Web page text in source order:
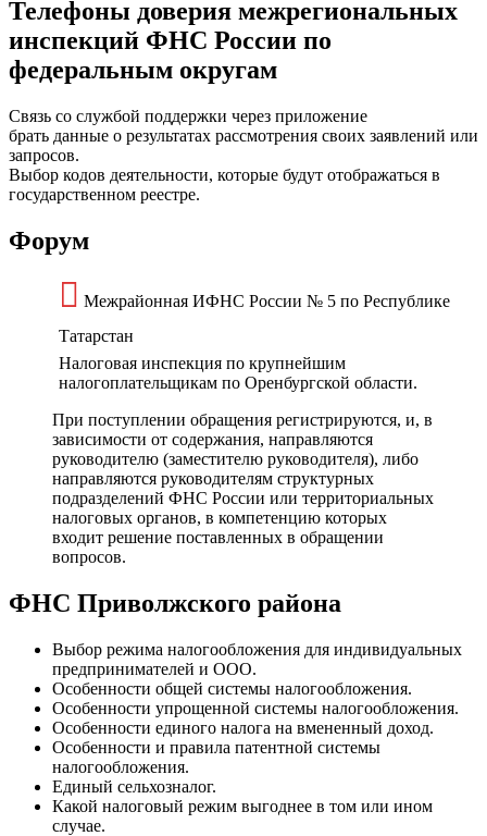
Телефоны доверия межрегиональных
инспекций ФНС России по
федеральным округам
Связь со службой поддержки через приложение
брать данные о результатах рассмотрения своих заявлений или
запросов.
Выбор кодов деятельности, которые будут отображаться в
государственном реестре.
Форум
Межрайонная ИФНС России № 5 по Республике
Татарстан
Налоговая инспекция по крупнейшим
налогоплательщикам по Оренбургской области.
При поступлении обращения регистрируются, и, в
зависимости от содержания, направляются
руководителю (заместителю руководителя), либо
направляются руководителям структурных
подразделений ФНС России или территориальных
налоговых органов, в компетенцию которых
входит решение поставленных в обращении
вопросов.
ФНС Приволжского района
Выбор режима налогообложения для индивидуальных
предпринимателей и ООО.
Особенности общей системы налогообложения.
Особенности упрощенной системы налогообложения.
Особенности единого налога на вмененный доход.
Особенности и правила патентной системы
налогообложения.
Единый сельхозналог.
Какой налоговый режим выгоднее в том или ином
случае.